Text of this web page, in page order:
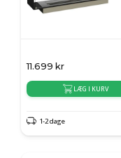
11.699 kr
LÆG I KURV
1-2 dage